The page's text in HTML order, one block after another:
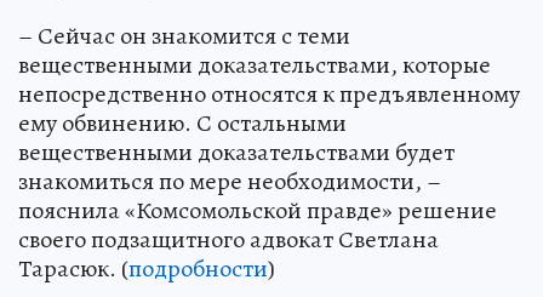
– Сейчас он знакомится с теми
вещественными доказательствами, которые
непосредственно относятся к предъявленному
ему обвинению. С остальными
вещественными доказательствами будет
знакомиться по мере необходимости, –
пояснила «Комсомольской правде» решение
своего подзащитного адвокат Светлана
Тарасюк. (подробности)